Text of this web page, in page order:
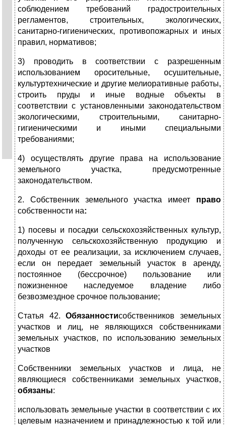
соблюдением требований градостроительных
регламентов, строительных, экологических,
санитарно-гигиенических, противопожарных и иных
правил, нормативов;
3) проводить в соответствии с разрешенным
использованием оросительные, осушительные,
культуртехнические и другие мелиоративные работы,
строить пруды и иные водные объекты в
соответствии с установленными законодательством
экологическими, строительными, санитарно-
гигиеническими и иными специальными
требованиями;
4) осуществлять другие права на использование
земельного участка, предусмотренные
законодательством.
2. Собственник земельного участка имеет право
собственности на:
1) посевы и посадки сельскохозяйственных культур,
полученную сельскохозяйственную продукцию и
доходы от ее реализации, за исключением случаев,
если он передает земельный участок в аренду,
постоянное (бессрочное) пользование или
пожизненное наследуемое владение либо
безвозмездное срочное пользование;
Статья 42.Обязанностисобственников земельных
участков и лиц, не являющихся собственниками
земельных участков, по использованию земельных
участков
Собственники земельных участков и лица, не
являющиеся собственниками земельных участков,
обязаны:
использовать земельные участки в соответствии с их
целевым назначением и принадлежностью к той или